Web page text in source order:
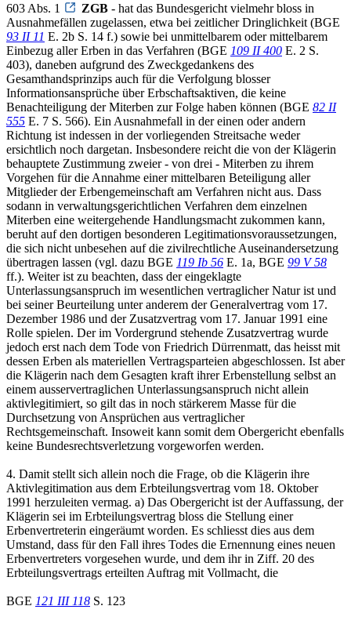
603 Abs. 1
ZGB - hat das Bundesgericht vielmehr bloss in
Ausnahmefällen zugelassen, etwa bei zeitlicher Dringlichkeit (BGE
93 II 11 E. 2b S. 14 f.) sowie bei unmittelbarem oder mittelbarem
Einbezug aller Erben in das Verfahren (BGE 109 II 400 E. 2 S.
403), daneben aufgrund des Zweckgedankens des
Gesamthandsprinzips auch für die Verfolgung blosser
Informationsansprüche über Erbschaftsaktiven, die keine
Benachteiligung der Miterben zur Folge haben können (BGE 82 II
555 E. 7 S. 566). Ein Ausnahmefall in der einen oder andern
Richtung ist indessen in der vorliegenden Streitsache weder
ersichtlich noch dargetan. Insbesondere reicht die von der Klägerin
behauptete Zustimmung zweier - von drei - Miterben zu ihrem
Vorgehen für die Annahme einer mittelbaren Beteiligung aller
Mitglieder der Erbengemeinschaft am Verfahren nicht aus. Dass
sodann in verwaltungsgerichtlichen Verfahren dem einzelnen
Miterben eine weitergehende Handlungsmacht zukommen kann,
beruht auf den dortigen besonderen Legitimationsvoraussetzungen,
die sich nicht unbesehen auf die zivilrechtliche Auseinandersetzung
übertragen lassen (vgl. dazu BGE 119 Ib 56 E. 1a, BGE 99 V 58
ff.). Weiter ist zu beachten, dass der eingeklagte
Unterlassungsanspruch im wesentlichen vertraglicher Natur ist und
bei seiner Beurteilung unter anderem der Generalvertrag vom 17.
Dezember 1986 und der Zusatzvertrag vom 17. Januar 1991 eine
Rolle spielen. Der im Vordergrund stehende Zusatzvertrag wurde
jedoch erst nach dem Tode von Friedrich Dürrenmatt, das heisst mit
dessen Erben als materiellen Vertragsparteien abgeschlossen. Ist aber
die Klägerin nach dem Gesagten kraft ihrer Erbenstellung selbst an
einem ausservertraglichen Unterlassungsanspruch nicht allein
aktivlegitimiert, so gilt das in noch stärkerem Masse für die
Durchsetzung von Ansprüchen aus vertraglicher
Rechtsgemeinschaft. Insoweit kann somit dem Obergericht ebenfalls
keine Bundesrechtsverletzung vorgeworfen werden.
4. Damit stellt sich allein noch die Frage, ob die Klägerin ihre
Aktivlegitimation aus dem Erbteilungsvertrag vom 18. Oktober
1991 herzuleiten vermag. a) Das Obergericht ist der Auffassung, der
Klägerin sei im Erbteilungsvertrag bloss die Stellung einer
Erbenvertreterin eingeräumt worden. Es schliesst dies aus dem
Umstand, dass für den Fall ihres Todes die Ernennung eines neuen
Erbenvertreters vorgesehen wurde, und dem ihr in Ziff. 20 des
Erbteilungsvertrags erteilten Auftrag mit Vollmacht, die
BGE 121 III 118 S. 123